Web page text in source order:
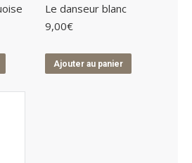
Le danseur blanc
9,00€
Ajouter au panier